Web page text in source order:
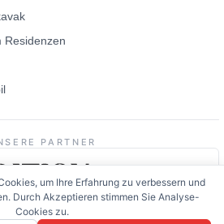
Residenzen
PARTNER
um Ihre Erfahrung zu verbessern und
Durch Akzeptieren stimmen Sie Analyse-
Cookies zu.